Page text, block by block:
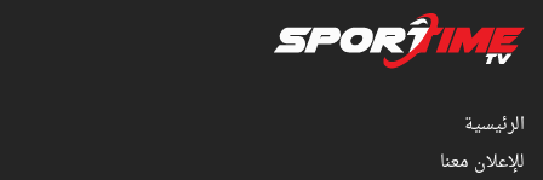
الرئيسية
للإعلان معنا